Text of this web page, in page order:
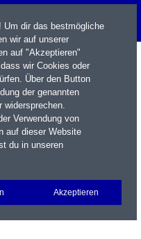
Portfolio Login
Um dir das bestmögliche
wir auf unserer
auf "Akzeptieren"
wir Cookies oder
Über den Button
der genannten
widersprechen.
Verwendung von
auf dieser Website
du in unseren
Akzeptieren